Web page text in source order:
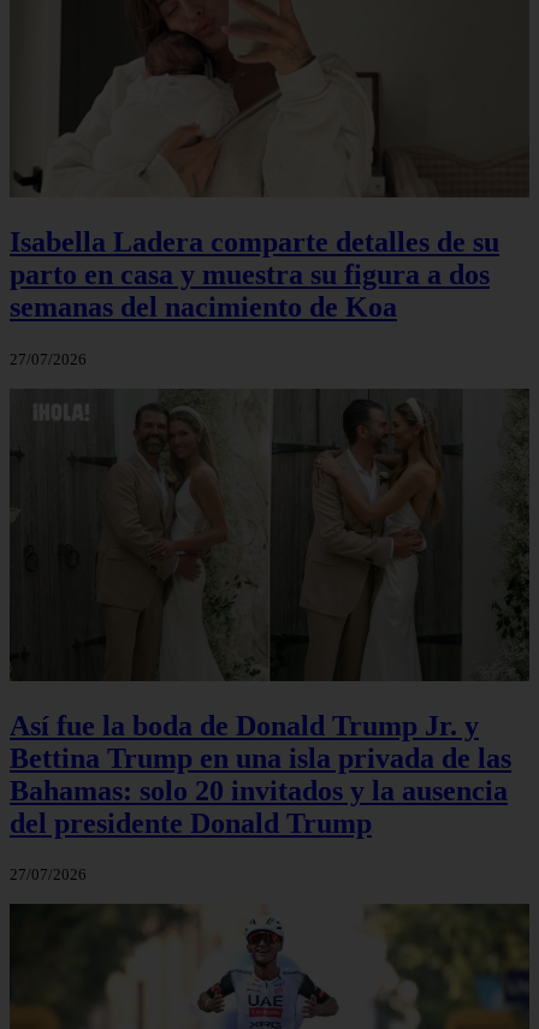
Isabella Ladera comparte detalles de su
parto en casa y muestra su figura a dos
semanas del nacimiento de Koa
27/07/2026
Así fue la boda de Donald Trump Jr. y
Bettina Trump en una isla privada de las
Bahamas: solo 20 invitados y la ausencia
del presidente Donald Trump
27/07/2026